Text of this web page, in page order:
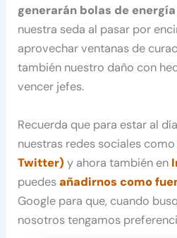
generarán bolas de energía
nuestra seda al pasar por
aprovechar ventanas de
también nuestro daño con
vencer jefes.
Recuerda que para estar al
nuestras redes sociales
Twitter) y ahora también en
puedesañadirnos como
Google para que, cuando
nosotros tengamos